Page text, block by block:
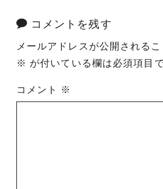
コメントを残す
メールアドレスが公開されるこ
※ が付いている欄は必須項目
コメント ※